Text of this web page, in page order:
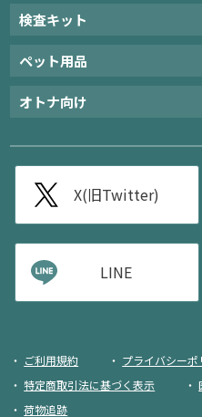
検査キット
ペット用品
オトナ向け
X(旧Twitter)
LINE
ご利用規約
プライバシーポ
特定商取引法に基づく表示
荷物追跡